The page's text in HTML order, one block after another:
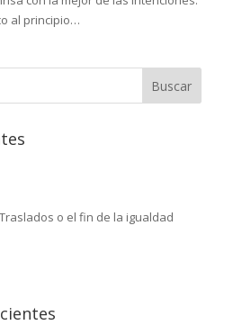
al principio…
o el fin de la igualdad